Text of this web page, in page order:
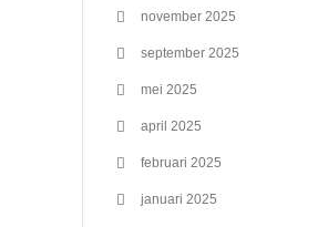
november 2025
september 2025
mei 2025
april 2025
februari 2025
januari 2025